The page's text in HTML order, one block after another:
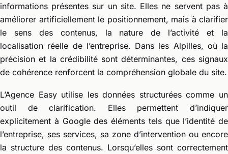
informations présentes sur un site. Elles ne servent pas à
améliorer artificiellement le positionnement, mais à clarifier
le sens des contenus, la nature de l’activité et la
localisation réelle de l’entreprise. Dans les Alpilles, où la
précision et la crédibilité sont déterminantes, ces signaux
de cohérence renforcent la compréhension globale du site.
L’Agence Easy utilise les données structurées comme un
outil de clarification. Elles permettent d’indiquer
explicitement à Google des éléments tels que l’identité de
l’entreprise, ses services, sa zone d’intervention ou encore
la structure des contenus. Lorsqu’elles sont correctement